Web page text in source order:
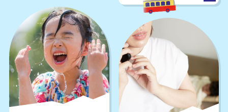
# おトク # グローバル # デジタル
# ふれあう # まなぶ # 安全安心
# 未来 # 夜 # 緑あふれる
記事を探す